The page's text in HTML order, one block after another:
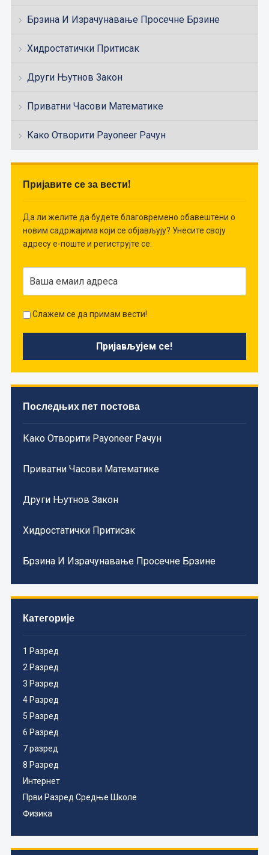
Брзина И Израчунавање Просечне Брзине
Хидростатички Притисак
Други Њутнов Закон
Приватни Часови Математике
Како Отворити Payoneer Рачун
Пријавите се за вести!
Да ли желите да будете благовремено обавештени о
новим садржајима који се објављују? Унесите своју
адресу е-поште и региструјте се.
Слажем се да примам вести!
Последњих пет постова
Како Отворити Payoneer Рачун
Приватни Часови Математике
Други Њутнов Закон
Хидростатички Притисак
Брзина И Израчунавање Просечне Брзине
Категорије
1 Разред
2 Разред
3 Разред
4 Разред
5 Разред
6 Разред
7 разред
8 Разред
Интернет
Први Разред Средње Школе
Физика